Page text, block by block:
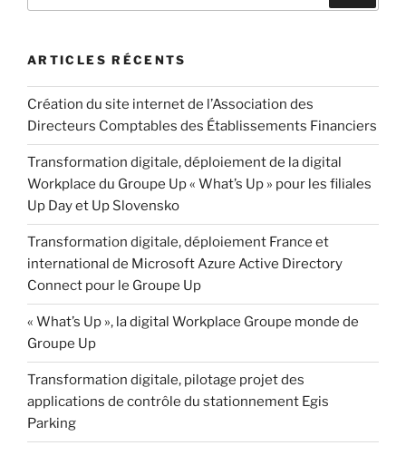
ARTICLES RÉCENTS
Création du site internet de l’Association des
Directeurs Comptables des Établissements Financiers
Transformation digitale, déploiement de la digital
Workplace du Groupe Up « What’s Up » pour les filiales
Up Day et Up Slovensko
Transformation digitale, déploiement France et
international de Microsoft Azure Active Directory
Connect pour le Groupe Up
« What’s Up », la digital Workplace Groupe monde de
Groupe Up
Transformation digitale, pilotage projet des
applications de contrôle du stationnement Egis
Parking